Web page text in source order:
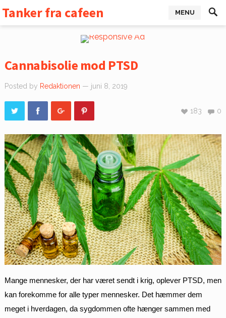
Tanker fra cafeen MENU
Cannabisolie mod PTSD
Posted by Redaktionen — juni 8, 2019
0
183
Mange mennesker, der har været sendt i krig, oplever PTSD, men
kan forekomme for alle typer mennesker. Det hæmmer dem
meget i hverdagen, da sygdommen ofte hænger sammen med